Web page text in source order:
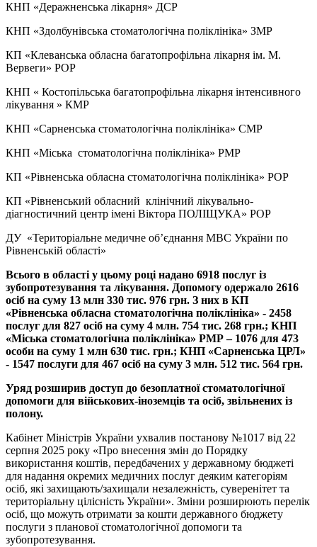
КНП «Деражненська лікарня» ДСР
КНП «Здолбунівська стоматологічна поліклініка» ЗМР
КП «Клеванська обласна багатопрофільна лікарня ім. М.
Вервеги» РОР
КНП « Костопільська багатопрофільна лікарня інтенсивного
лікування » КМР
КНП «Сарненська стоматологічна поліклініка» СМР
КНП «Міська стоматологічна поліклініка» РМР
КП «Рівненська обласна стоматологічна поліклініка» РОР
КП «Рівненський обласний клінічний лікувально-
діагностичний центр імені Віктора ПОЛІЩУКА» РОР
ДУ «Територіальне медичне об’єднання МВС України по
Рівненській області»
Всього в області у цьому році надано 6918 послуг із
зубопротезування та лікування. Допомогу одержало 2616
осіб на суму 13 млн 330 тис. 976 грн. З них в КП
«Рівненська обласна стоматологічна поліклініка» - 2458
послуг для 827 осіб на суму 4 млн. 754 тис. 268 грн.; КНП
«Міська стоматологічна поліклініка» РМР – 1076 для 473
особи на суму 1 млн 630 тис. грн.; КНП «Сарненська ЦРЛ»
- 1547 послуги для 467 осіб на суму 3 млн. 512 тис. 564 грн.
Уряд розширив доступ до безоплатної стоматологічної
допомоги для військових-іноземців та осіб, звільнених із
полону.
Кабінет Міністрів України ухвалив постанову №1017 від 22
серпня 2025 року «Про внесення змін до Порядку
використання коштів, передбачених у державному бюджеті
для надання окремих медичних послуг деяким категоріям
осіб, які захищають/захищали незалежність, суверенітет та
територіальну цілісність України». Зміни розширюють перелік
осіб, що можуть отримати за кошти державного бюджету
послуги з планової стоматологічної допомоги та
зубопротезування.